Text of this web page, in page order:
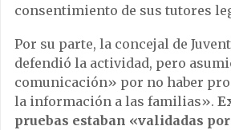
consentimiento de sus tutores
Por su parte, la concejal de
defendió la actividad, pero
comunicación» por no haber
la información a las familias».
pruebas estaban «validadas